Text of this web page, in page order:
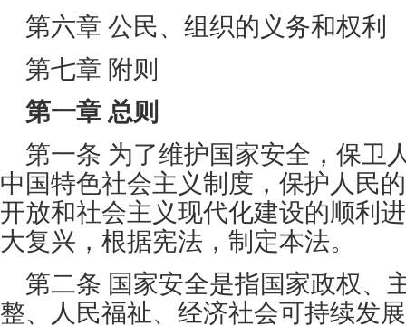
第六章 公民、组织的义务和权利
第七章 附则
第一章 总则
第一条 为了维护国家安全，保卫
中国特色社会主义制度，保护人民
开放和社会主义现代化建设的顺利
大复兴，根据宪法，制定本法。
第二条 国家安全是指国家政权、
整、人民福祉、经济社会可持续发